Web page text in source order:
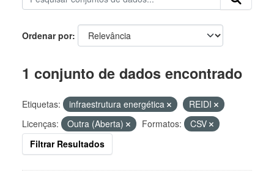
Ordenar por
1 conjunto de dados encontrado
Etiquetas: infraestrutura energética
REIDI
Licenças:
Outra (Aberta) Formatos:
CSV
Filtrar Resultados